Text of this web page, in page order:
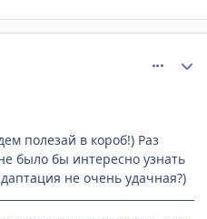
полезай в короб!) Раз
было бы интересно узнать
не очень удачная?)